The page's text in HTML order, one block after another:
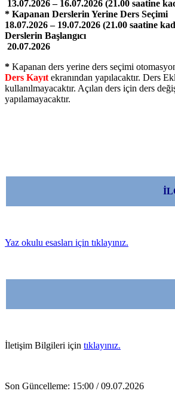
13.07.2026 – 16.07.2026 (21.00 saatine
* Kapanan Derslerin Yerine
18.07.2026 – 19.07.2026 (21.00 saatine
Derslerin
20.07.2026
* Kapanan ders yerine ders seçimi
Ders Kayıt ekranından yapılacaktır. Ders
kullanılmayacaktır. Açılan ders için ders
yapılamayacaktır.
Yaz okulu esasları için tıklayınız.
İletişim Bilgileri için tıklayınız.
Son Güncelleme: 15:00 / 09.07.2026